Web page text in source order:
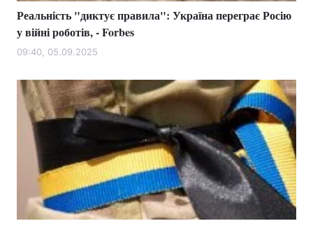
Реальність "диктує правила": Україна переграє Росію
у війні роботів, - Forbes
09:40, 05.09.2025